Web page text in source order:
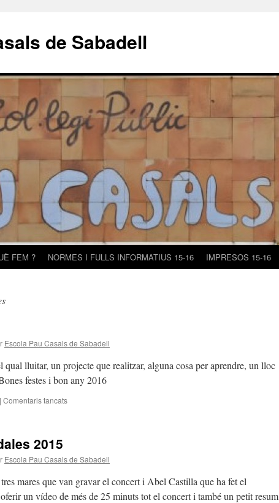
de Sabadell
FEM ? NORMES I FULLS INFORMATIUS 15-16 IMPRESOS 15-16
Escola Pau Casals de Sabadell
lluitar, un projecte que realitzar, alguna cosa per aprendre, un lloc
festes i bon any 2016
| Comentaris tancats
2015
Escola Pau Casals de Sabadell
mares que van gravar el concert i Abel Castilla que ha fet el
un vídeo de més de 25 minuts tot el concert i també un petit resum